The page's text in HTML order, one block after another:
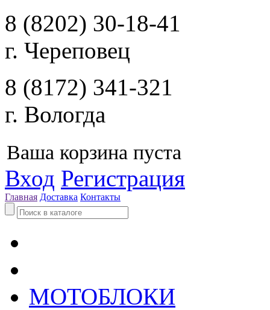
8 (8202) 30-18-41
г. Череповец
8 (8172) 341-321
г. Вологда
Ваша корзина пуста
Вход Регистрация
Главная Доставка Контакты
МОТОБЛОКИ